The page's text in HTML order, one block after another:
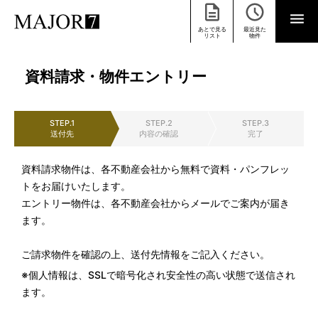
あとで見る
リスト
最近見た
物件
資料請求・物件エントリー
STEP.1
送付先
STEP.2
内容の確認
STEP.3
完了
資料請求物件は、各不動産会社から無料で資料・パンフレッ
トをお届けいたします。
エントリー物件は、各不動産会社からメールでご案内が届き
ます。
ご請求物件を確認の上、送付先情報をご記入ください。
※個人情報は、SSLで暗号化され安全性の高い状態で送信され
ます。